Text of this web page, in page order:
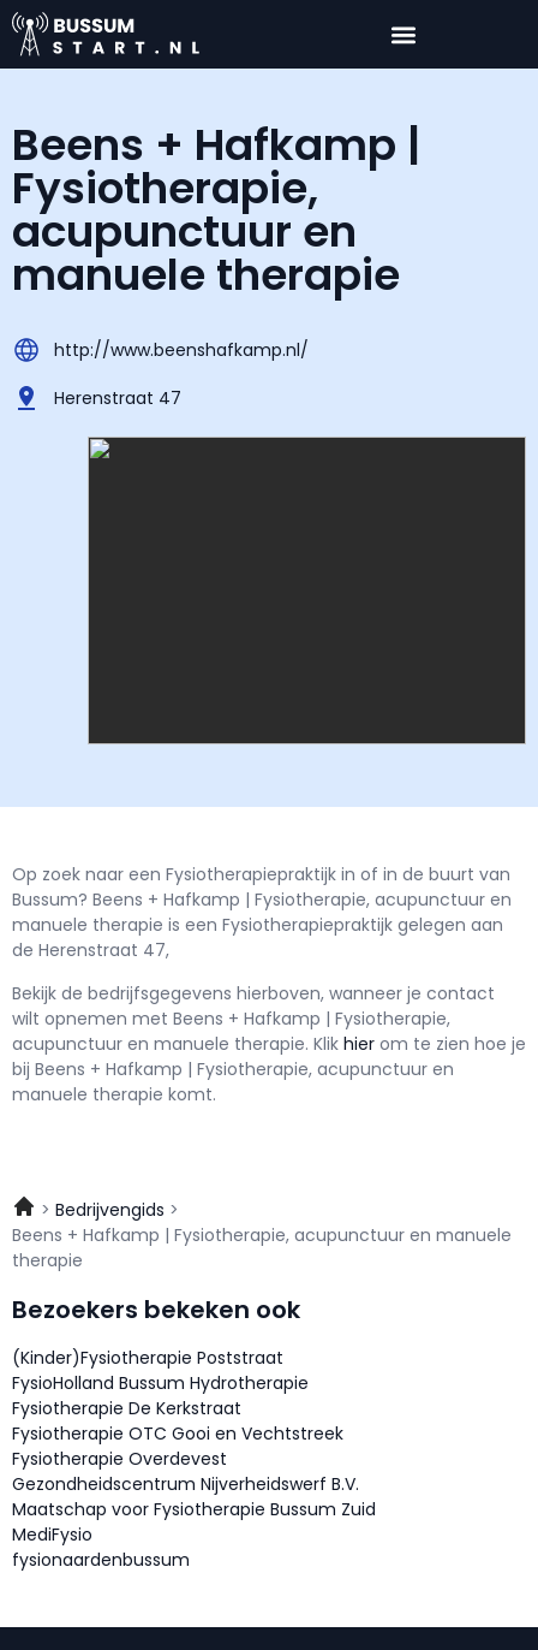
Beens + Hafkamp |
Fysiotherapie,
acupunctuur en
manuele therapie
http://www.beenshafkamp.nl/
Herenstraat 47
Op zoek naar een Fysiotherapiepraktijk in of in de buurt van
Bussum? Beens + Hafkamp | Fysiotherapie, acupunctuur en
manuele therapie is een Fysiotherapiepraktijk gelegen aan
de Herenstraat 47,
Bekijk de bedrijfsgegevens hierboven, wanneer je contact
wilt opnemen met Beens + Hafkamp | Fysiotherapie,
acupunctuur en manuele therapie. Klik hier om te zien hoe je
bij Beens + Hafkamp | Fysiotherapie, acupunctuur en
manuele therapie komt.
Bedrijvengids
Beens + Hafkamp | Fysiotherapie, acupunctuur en manuele
therapie
Bezoekers bekeken ook
(Kinder)Fysiotherapie Poststraat
FysioHolland Bussum Hydrotherapie
Fysiotherapie De Kerkstraat
Fysiotherapie OTC Gooi en Vechtstreek
Fysiotherapie Overdevest
Gezondheidscentrum Nijverheidswerf B.V.
Maatschap voor Fysiotherapie Bussum Zuid
MediFysio
fysionaardenbussum